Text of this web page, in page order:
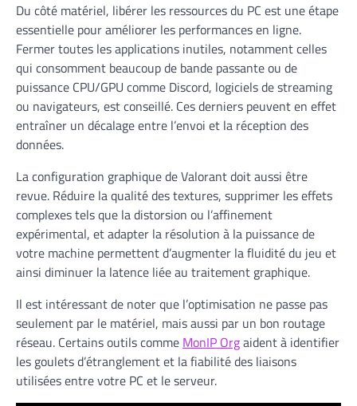
Du côté matériel, libérer les ressources du PC est une étape
essentielle pour améliorer les performances en ligne.
Fermer toutes les applications inutiles, notamment celles
qui consomment beaucoup de bande passante ou de
puissance CPU/GPU comme Discord, logiciels de streaming
ou navigateurs, est conseillé. Ces derniers peuvent en effet
entraîner un décalage entre l’envoi et la réception des
données.
La configuration graphique de Valorant doit aussi être
revue. Réduire la qualité des textures, supprimer les effets
complexes tels que la distorsion ou l’affinement
expérimental, et adapter la résolution à la puissance de
votre machine permettent d’augmenter la fluidité du jeu et
ainsi diminuer la latence liée au traitement graphique.
Il est intéressant de noter que l’optimisation ne passe pas
seulement par le matériel, mais aussi par un bon routage
réseau. Certains outils comme MonIP Orgaident à identifier
les goulets d’étranglement et la fiabilité des liaisons
utilisées entre votre PC et le serveur.